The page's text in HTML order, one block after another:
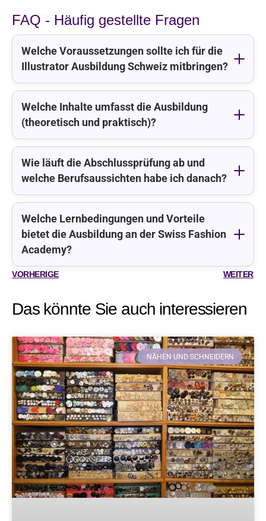
FAQ - Häufig gestellte Fragen
Welche Voraussetzungen sollte ich für die
Illustrator Ausbildung Schweiz mitbringen?
Welche Inhalte umfasst die Ausbildung
(theoretisch und praktisch)?
Wie läuft die Abschlussprüfung ab und
welche Berufsaussichten habe ich danach?
Welche Lernbedingungen und Vorteile
bietet die Ausbildung an der Swiss Fashion
Academy?
VORHERIGE WEITER
Das könnte Sie auch interessieren
NÄHEN UND SCHNEIDERN